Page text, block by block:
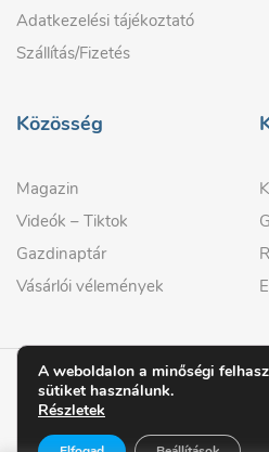
Adatkezelési tájékoztató
Szállítás/Fizetés
Közösség
Magazin
Videók – Tiktok
Gazdinaptár
Vásárlói vélemények
A weboldalon a minőségi
sütiket használunk.
Részletek